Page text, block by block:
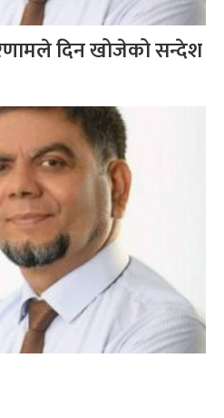
दिन खोजेको सन्देश